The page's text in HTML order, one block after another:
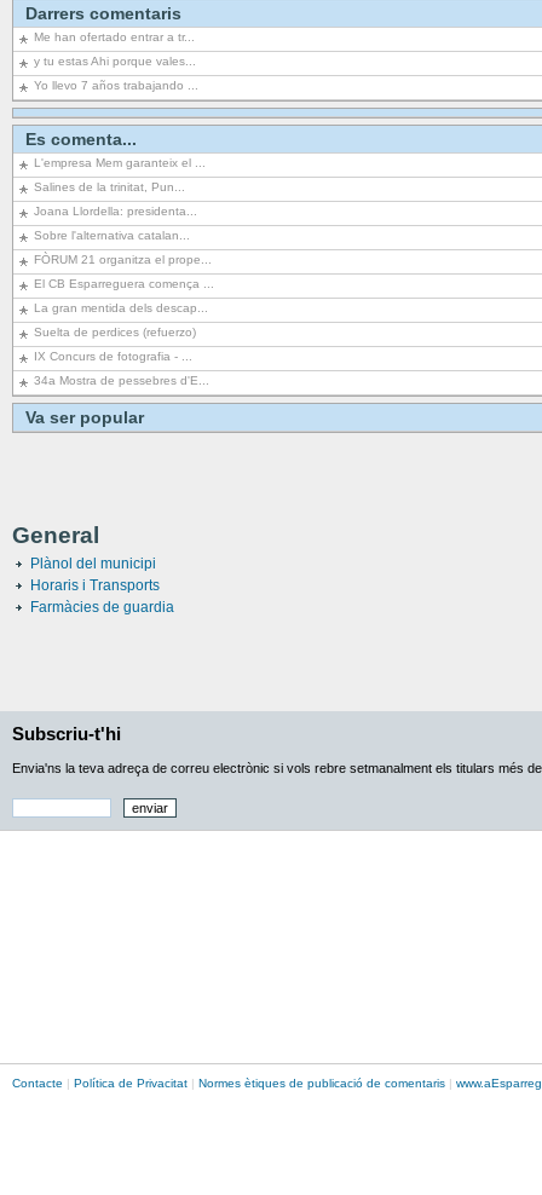
Darrers comentaris
Me han ofertado entrar a tr...
y tu estas Ahi porque vales...
Yo llevo 7 años trabajando ...
Es comenta...
L'empresa Mem garanteix el ...
Salines de la trinitat, Pun...
Joana Llordella: presidenta...
Sobre l'alternativa catalan...
FÒRUM 21 organitza el prope...
El CB Esparreguera comença ...
La gran mentida dels descap...
Suelta de perdices (refuerzo)
IX Concurs de fotografia - ...
34a Mostra de pessebres d'E...
Va ser popular
General
Plànol del municipi
Horaris i Transports
Farmàcies de guardia
Subscriu-t'hi
Envia'ns la teva adreça de correu electrònic si vols rebre setmanalment els titulars més
Contacte | Política de Privacitat | Normes ètiques de publicació de comentaris | www.